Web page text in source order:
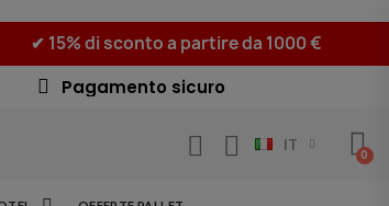
✔ 15% di sconto a partire da 1000 €
Pagamento sicuro
IT